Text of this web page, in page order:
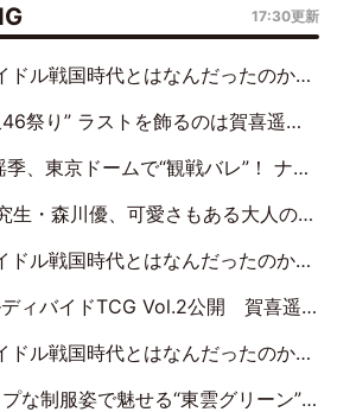
17:30更新
組.inc・古川未鈴×相沢梨紗「『ハロプロやりたかったな』って言ったら、夢眠ねむさんに『てめえはでんぱ組．incなんだよ！』って肩パンされて(笑)」
のは賀喜遥香…5年ぶりの登場に「5年分大人になった私を見ていただけたら」
ナイツ・塙も認めた「巨人に詳しすぎるアイドル」は元VENUSスクール生で杉内コーチ推し⁉
・森川優、可愛さもある大人の女性に
回：さくら学院・武藤彩未×飯田らうら「正直、中3で辞めるというのを信じてなくて。そう言われてはいたけど、嘘でしょって」
Vol.2公開 賀喜遥香＆田村真佑が『京まふ』ステージに登壇
』第8回：Negicco・Nao☆×Megu×Kaede「東京からオファーが来たのと、梨の皮剥きとどっちが大事なんだって」
制服姿で魅せる“東雲グリーン”の正体